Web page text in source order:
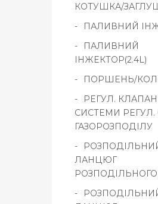
КОТУШКА/
ПАЛИВНИЙ
ПАЛИВНИЙ
ІНЖЕКТОР(2.4L)
ПОРШЕНЬ/
РЕГУЛ. КЛАПАН
СИСТЕМИ РЕГУЛ.
ГАЗОРОЗПОДІЛУ
ЛАНЦЮГ